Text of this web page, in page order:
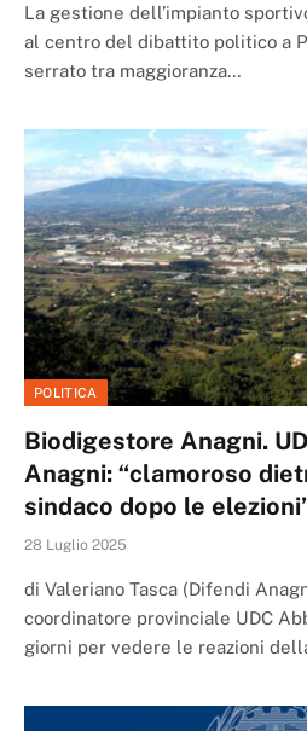
La gestione dell’impianto
al centro del dibattito politico a
serrato tra maggioranza…
POLITICA
Biodigestore Anagni.
Anagni: “clamoroso
sindaco dopo le
28 Luglio 2025
di Valeriano Tasca (Difendi
coordinatore provinciale UDC
giorni per vedere le reazioni